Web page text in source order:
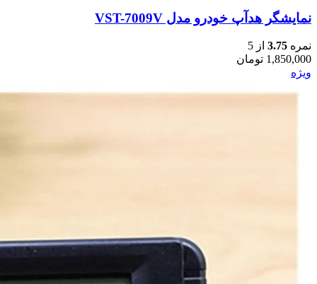
نمایشگر هدآپ خودرو مدل VST-7009V
نمره 3.75 از 5
1,850,000 تومان
ویژه